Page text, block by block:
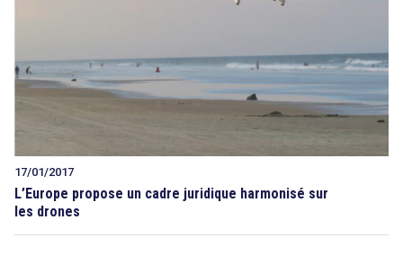
17/01/2017
L’Europe propose un cadre juridique harmonisé sur
les drones